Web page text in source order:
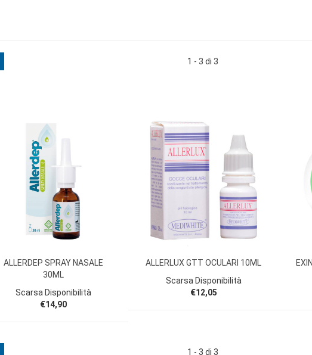
1 - 3 di 3
ALLERDEP SPRAY NASALE
30ML
Scarsa Disponibilità
€14,90
ALLERLUX GTT OCULARI 10ML
Scarsa Disponibilità
€12,05
1 - 3 di 3